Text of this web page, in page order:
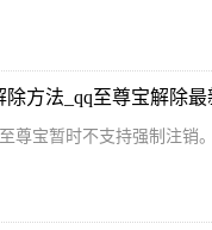
除方法_qq至尊宝解除
尊宝暂时不支持强制注销